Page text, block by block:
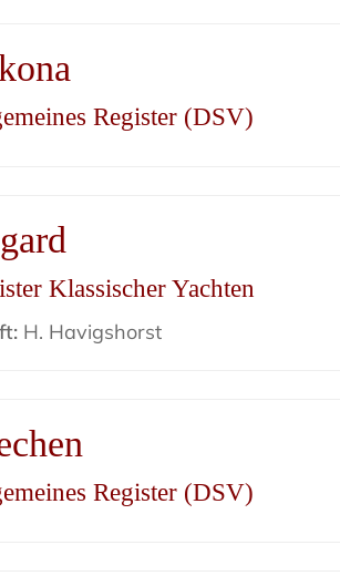
Register (DSV)
Klassischer Yachten
H. Havigshorst
Register (DSV)